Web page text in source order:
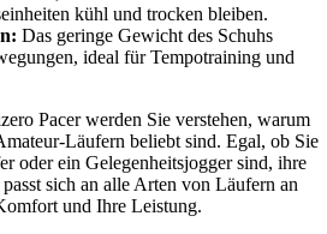
kühl und trocken bleiben.
Das geringe Gewicht des Schuhs
ideal für Tempotraining und
Pacer werden Sie verstehen, warum
Läufern beliebt sind. Egal, ob Sie
oder ein Gelegenheitsjogger sind, ihre
sich an alle Arten von Läufern an
und Ihre Leistung.